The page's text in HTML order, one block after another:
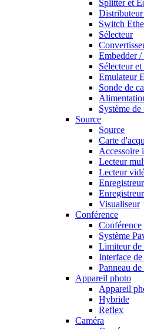
Splitter et
Switch
Sélecteur
Embedder
Sélecteur
Emulateur
Sonde de
Système
Source
Source
Carte
Accessoire
Lecteur
Lecteur
Visualiseur
Conférence
Conférence
Système
Limiteur de
Interface
Panneau
Appareil photo
Appareil
Hybride
Reflex
Caméra